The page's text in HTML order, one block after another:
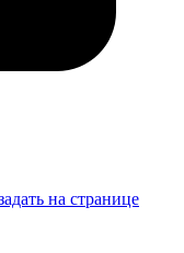
на странице